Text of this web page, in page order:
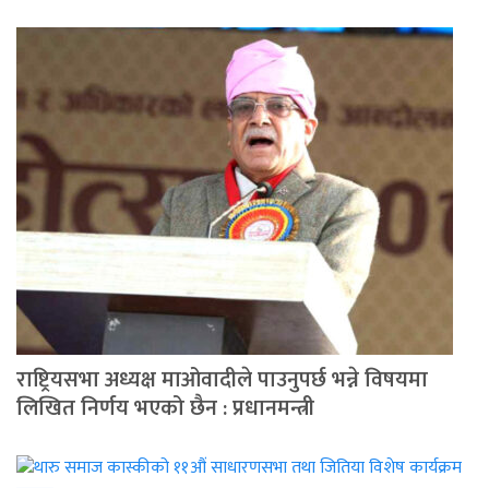
राष्ट्रियसभा अध्यक्ष माओवादीले पाउनुपर्छ भन्ने विषयमा
लिखित निर्णय भएको छैन : प्रधानमन्त्री